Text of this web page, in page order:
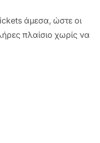
άμεσα, ώστε οι
πλαίσιο χωρίς να